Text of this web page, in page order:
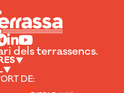
dels terrassencs.
DE: